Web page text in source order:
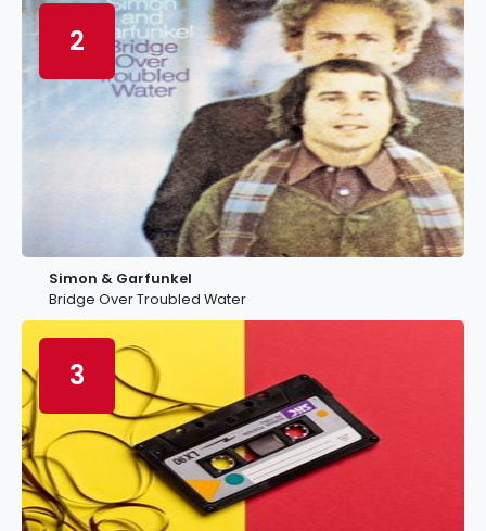
2
Simon & Garfunkel
Bridge Over Troubled Water
3